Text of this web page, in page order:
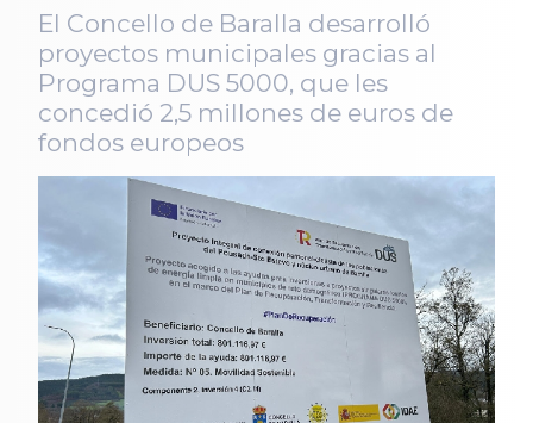
El Concello de Baralla desarrolló
proyectos municipales gracias al
Programa DUS 5000, que les
concedió 2,5 millones de euros de
fondos europeos